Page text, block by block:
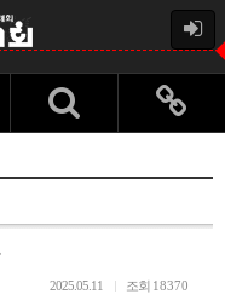
조회 18370
2025.05.11